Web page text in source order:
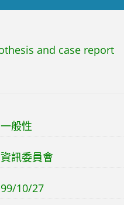
and case report
一般性
資訊委員會
99/10/27